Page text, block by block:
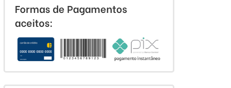
Formas de Pagamentos
aceitos: